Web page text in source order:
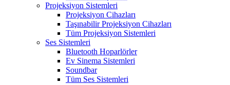
Projeksiyon Sistemleri
Projeksiyon Cihazları
Taşınabilir Projeksiyon Cihazları
Tüm Projeksiyon Sistemleri
Ses Sistemleri
Bluetooth Hoparlörler
Ev Sinema Sistemleri
Soundbar
Tüm Ses Sistemleri